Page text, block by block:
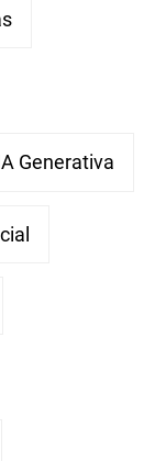
Generativa